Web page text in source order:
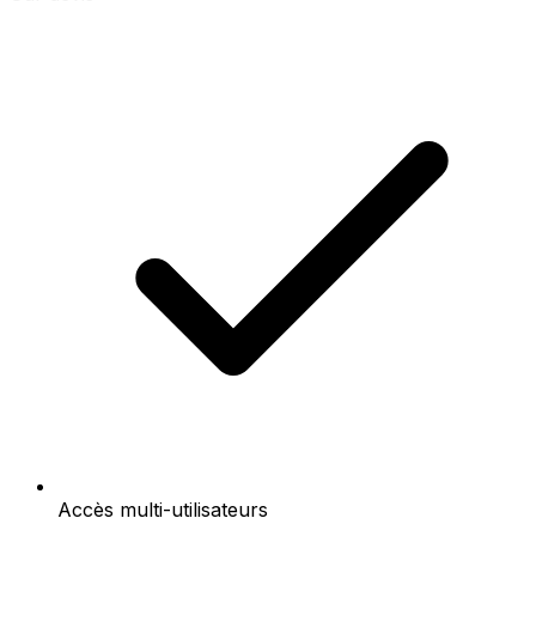
Accès multi-utilisateurs